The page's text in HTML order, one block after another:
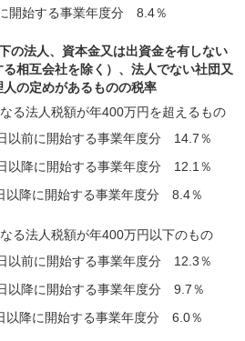
開始する事業年度分 8.4％
の法人、資本金又は出資金を有しない
相互会社を除く）、法人でない社団又
の定めがあるものの税率
る法人税額が年400万円を超えるもの
以前に開始する事業年度分 14.7％
以降に開始する事業年度分 12.1％
以降に開始する事業年度分 8.4％
る法人税額が年400万円以下のもの
以前に開始する事業年度分 12.3％
以降に開始する事業年度分 9.7％
以降に開始する事業年度分 6.0％